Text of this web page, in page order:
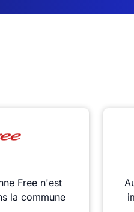
Free n'est
la commune